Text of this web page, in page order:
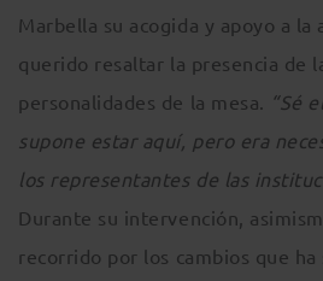
Marbella su acogida y apoyo a la
querido resaltar la presencia de
personalidades de la mesa. “Sé
supone estar aquí, pero era
los representantes de las
Durante su intervención,
recorrido por los cambios que